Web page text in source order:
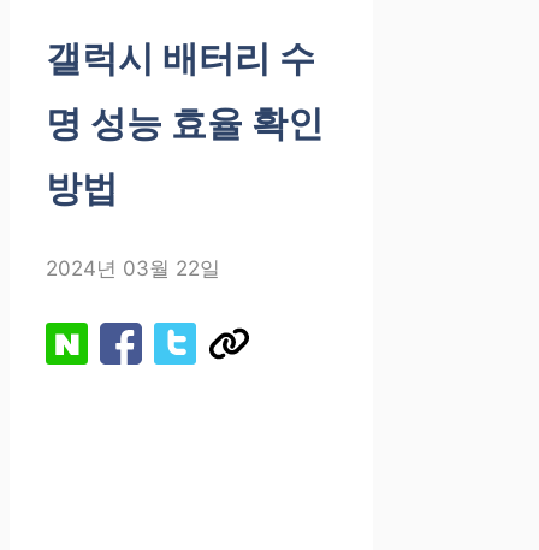
갤럭시 배터리 수
명 성능 효율 확인
방법
2024년 03월 22일